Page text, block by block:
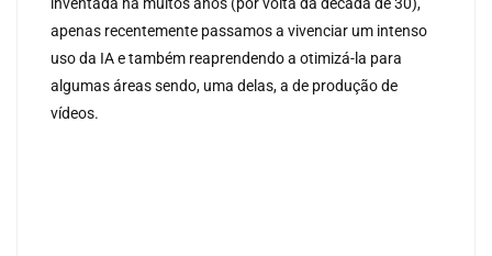
apenas recentemente passamos a vivenciar um intenso
uso da IA e também reaprendendo a otimizá-la para
algumas áreas sendo, uma delas, a de produção de
vídeos.